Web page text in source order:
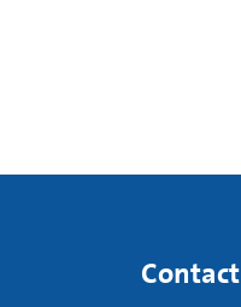
Contact